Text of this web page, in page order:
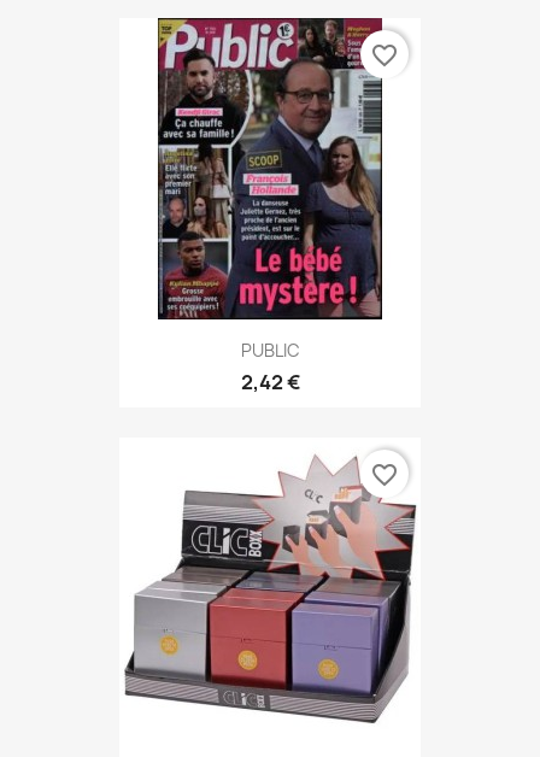
PUBLIC
2,42 €
favorite_border
favorite_border